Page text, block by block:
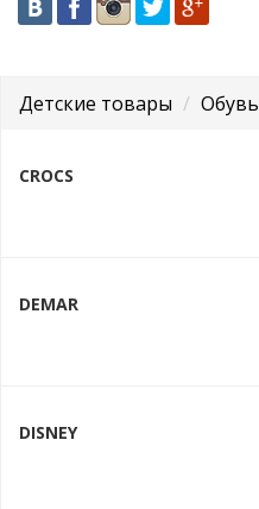
Детские товары Обувь
CROCS
DEMAR
DISNEY